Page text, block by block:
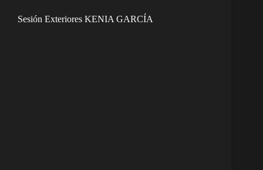
Sesión Exteriores KENIA GARCÍA